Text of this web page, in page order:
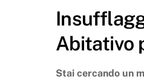
Abitativo
Stai cercando un